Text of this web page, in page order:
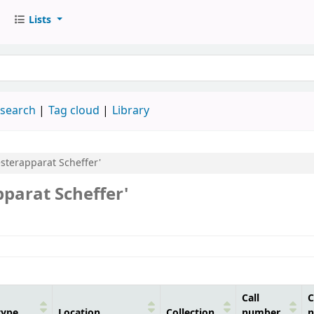
Lists
Tag cloud Library
Scheffer'
Scheffer'
Call